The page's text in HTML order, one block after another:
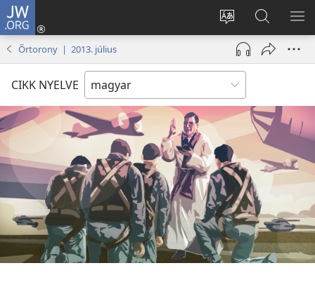
JW.ORG
Oldal
nyelvének
megváltoztatása
Bejelentkezés
(opens
window)
Keresés
a jw.org
honlapon
Őrtorony | 2013. július
CIKK NYELVE